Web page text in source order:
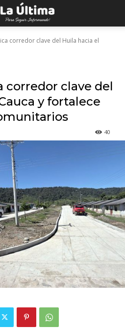
corredor clave del Huila hacia el
corredor clave del
y fortalece
40